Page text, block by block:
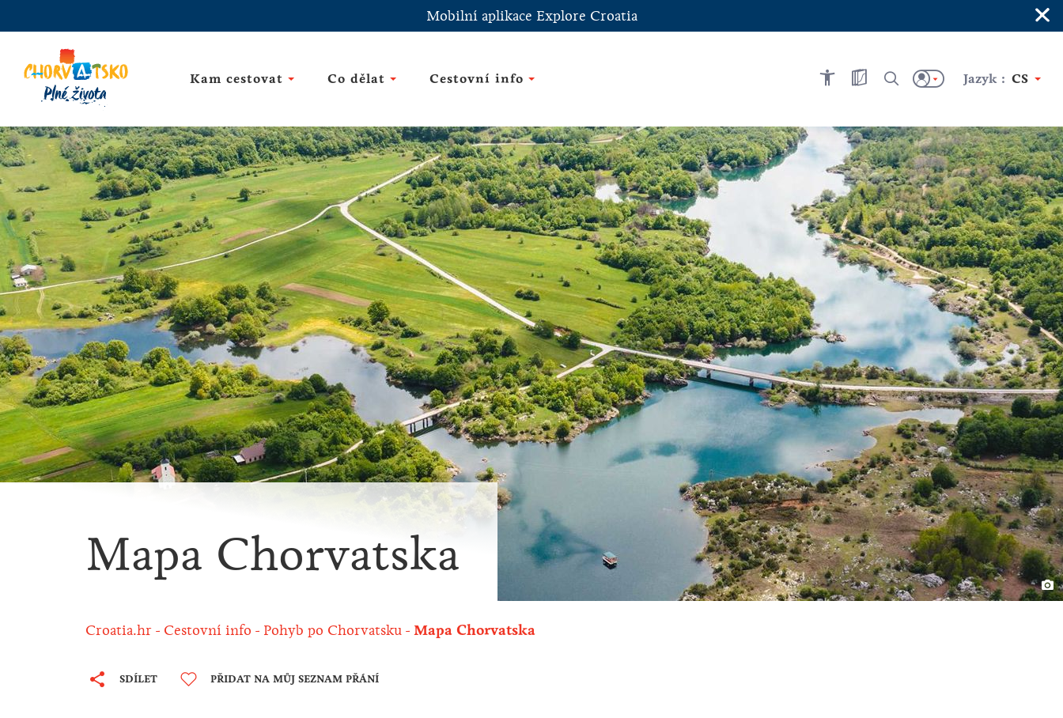
Mobilní aplikace Explore Croatia ×
Kam cestovat Co dělat Cestovní info Jazyk : CS
Mapa Chorvatska
Croatia.hr Cestovní info Pohyb po Chorvatsku Mapa Chorvatska
SDÍLET PŘIDAT NA MŮJ SEZNAM PŘÁNÍ